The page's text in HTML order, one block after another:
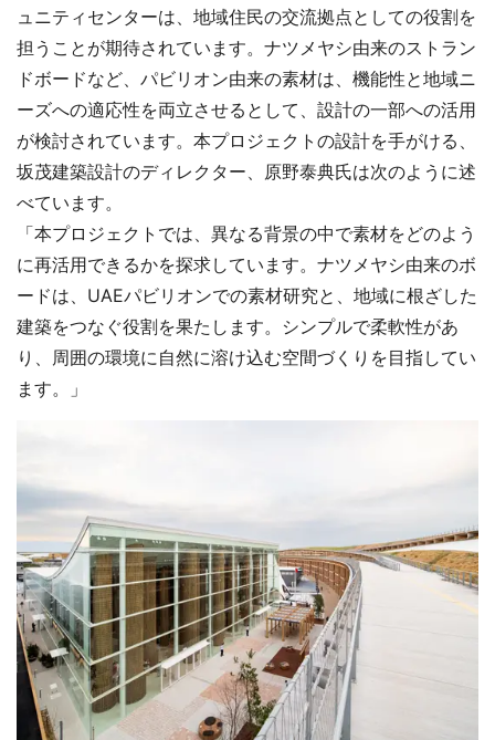
ュニティセンターは、地域住民の交流拠点としての役割を
担うことが期待されています。ナツメヤシ由来のストラン
ドボードなど、パビリオン由来の素材は、機能性と地域ニ
ーズへの適応性を両立させるとして、設計の一部への活用
が検討されています。本プロジェクトの設計を手がける、
坂茂建築設計のディレクター、原野泰典氏は次のように述
べています。
「本プロジェクトでは、異なる背景の中で素材をどのよう
に再活用できるかを探求しています。ナツメヤシ由来のボ
ードは、UAEパビリオンでの素材研究と、地域に根ざした
建築をつなぐ役割を果たします。シンプルで柔軟性があ
り、周囲の環境に自然に溶け込む空間づくりを目指してい
ます。」